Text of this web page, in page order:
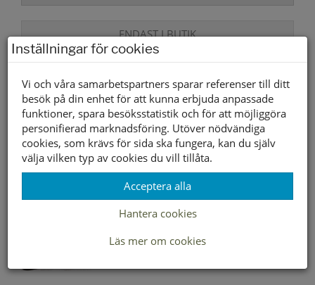
ENDAST I BUTIK
Lagerstatus per butik
Butik
37 38 39 40
41
Borlänge
Buffert lager
- Duffy
Inställningar för cookies
Vi och våra samarbetspartners sparar referenser till ditt
besök på din enhet för att kunna erbjuda anpassade
funktioner, spara besöksstatistik och för att möjliggöra
personifierad marknadsföring. Utöver nödvändiga
cookies, som krävs för sida ska fungera, kan du själv
välja vilken typ av cookies du vill tillåta.
Acceptera alla
Hantera cookies
Läs mer om cookies